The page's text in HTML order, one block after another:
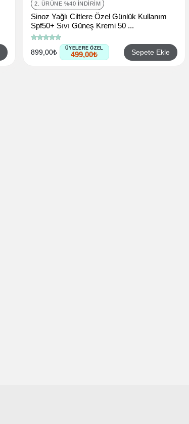
2. ÜRÜNE %40 İNDIRIM
Sinoz Yağlı Ciltlere Özel Günlük Kullanım
Spf50+ Sıvı Güneş Kremi 50 ...
899,00₺ ÜYELERE ÖZEL
499,00₺ Sepete Ekle